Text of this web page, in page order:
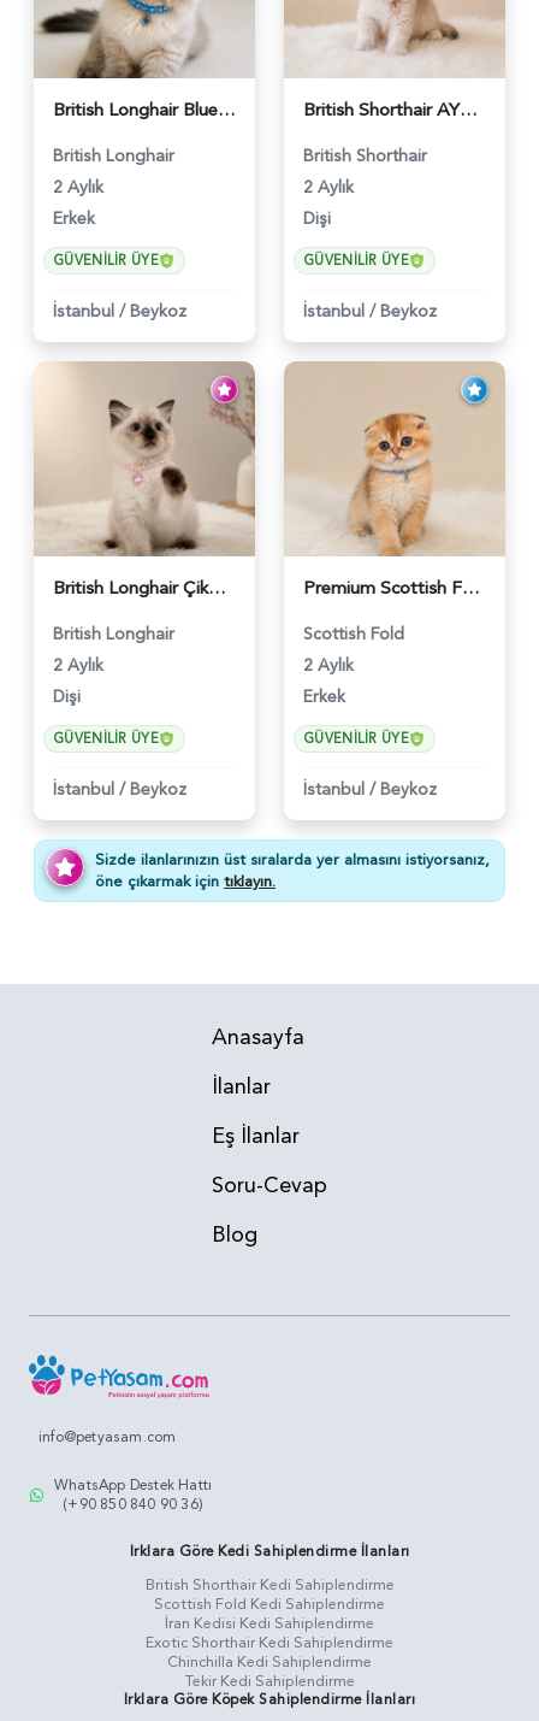
British Longhair Blue Point Erkek Pofuduk Yavrumuz - 6348
British Longhair
2 Aylık
Erkek
GÜVENILIR ÜYE
İstanbul / Beykoz
British Shorthair AY12 Güzel Kızımız - 6349
British Shorthair
2 Aylık
Dişi
GÜVENILIR ÜYE
İstanbul / Beykoz
British Longhair Çikolatalı Sütlü Dişi Yavrumuz - 6347
British Longhair
2 Aylık
Dişi
GÜVENILIR ÜYE
İstanbul / Beykoz
Premium Scottish Fold Golden Yavru - 6400
Scottish Fold
2 Aylık
Erkek
GÜVENILIR ÜYE
İstanbul / Beykoz
Sizde ilanlarınızın üst sıralarda yer almasını istiyorsanız,
öne çıkarmak için tıklayın.
Anasayfa
İlanlar
Eş İlanlar
Soru-Cevap
Blog
info@petyasam.com
WhatsApp Destek Hattı
(+90 850 840 90 36)
Irklara Göre Kedi Sahiplendirme İlanları
British Shorthair Kedi Sahiplendirme
Scottish Fold Kedi Sahiplendirme
İran Kedisi Kedi Sahiplendirme
Exotic Shorthair Kedi Sahiplendirme
Chinchilla Kedi Sahiplendirme
Tekir Kedi Sahiplendirme
Irklara Göre Köpek Sahiplendirme İlanları